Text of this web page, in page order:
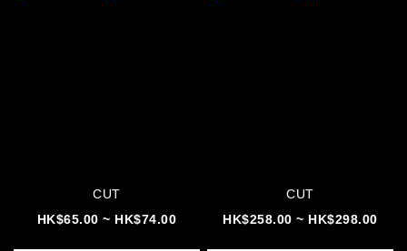
CUT
HK$65.00 ~ HK$74.00
CUT
HK$258.00 ~ HK$298.00